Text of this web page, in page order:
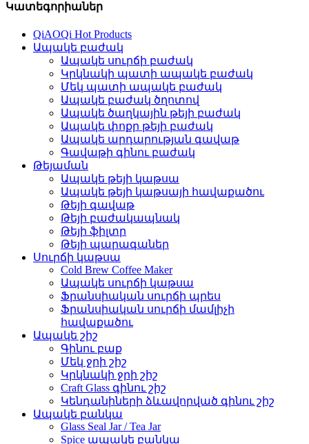
Կատեգորիաներ
QiAOQi Hot Products
Ապակե բաժակ
Ապակե սուրճի բաժակ
Կրկնակի պատի ապակե բաժակ
Մեկ պատի ապակե բաժակ
Ապակե բաժակ ծղոտով
Ապակե ծաղկային թեյի բաժակ
Ապակե փոքր թեյի բաժակ
Ապակե արդարության գավաթ
Գավաթի գինու բաժակ
Թեյաման
Ապակե թեյի կաթսա
Ապակե թեյի կաթսայի հավաքածու
Թեյի գավաթ
Թեյի բաժակապնակ
Թեյի ֆիլտր
Թեյի պարագաներ
Սուրճի կաթսա
Cold Brew Coffee Maker
Ապակե սուրճի կաթսա
Ֆրանսիական սուրճի պրես
Ֆրանսիական սուրճի մամլիչի
հավաքածու
Ապակե շիշ
Գինու բաք
Մեկ ջրի շիշ
Կրկնակի ջրի շիշ
Craft Glass գինու շիշ
Կենդանիների ձևավորված գինու շիշ
Ապակե բանկա
Glass Seal Jar / Tea Jar
Spice ապակե բանկա